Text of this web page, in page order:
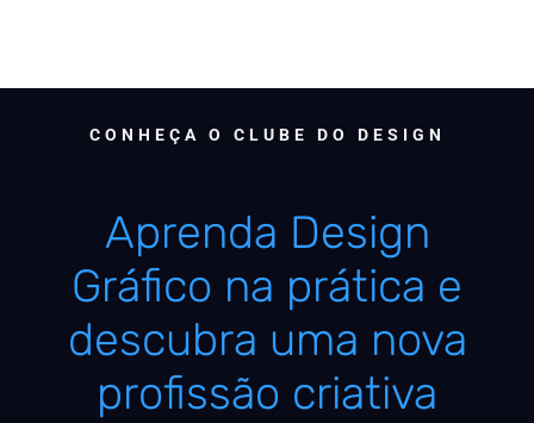
CONHEÇA O CLUBE DO DESIGN
Aprenda Design
Gráfico na prática e
descubra uma nova
profissão criativa